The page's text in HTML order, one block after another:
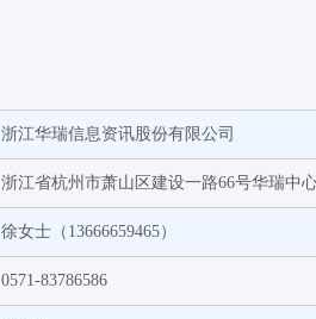
浙江华瑞信息资讯股份有限公司
浙江省杭州市萧山区建设一路66号华瑞中
徐女士（13666659465）
0571-83786586